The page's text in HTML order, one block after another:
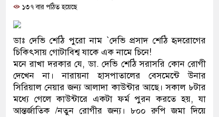
২৮ লাখ টাকার জাল নোটসহ
থানা পুলিশ
যেকোনো সময় বেনজীরের
নেতৃত্ব ও গণতন্ত্রের মূর্তমান
১৩৭ বার পঠিত হয়েছে
ডাঃ দেভি শেঠি পুরো নাম `দেভি প্রসাদ শেঠি হৃদরোগের
চিকিৎসায় গোটাবিশ্ব যাকে এক নামে চিনে!
মনে রাখা দরকার যে, ডা. দেভি শেঠি সরাসরি কোন রোগী
দেখেন না। নারায়না হাসপাতালের বেসমেন্টে উনার
সিরিয়াল নেয়ার জন্য আলাদা কাউন্টার আছে। সকাল ৮টার
মধ্যে গেলে কাউন্টারে একটা ফর্ম পুরন করতে হয়, যা
আন্তর্জাতিক /নতুন রোগীর জন্য। ৮০০ রুপি জমা দিয়ে